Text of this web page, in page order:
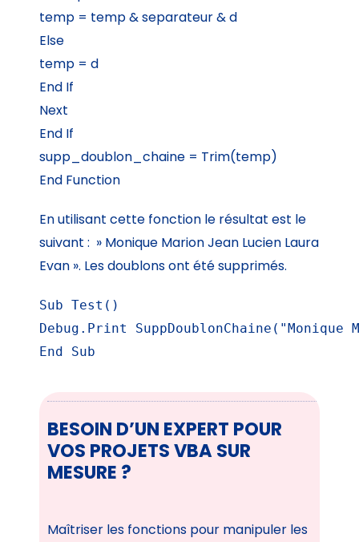
temp = temp & separateur & d
Else
temp = d
End If
Next
End If
supp_doublon_chaine = Trim(temp)
End Function
En utilisant cette fonction le résultat est le
suivant : » Monique Marion Jean Lucien Laura
Evan ». Les doublons ont été supprimés.
Sub Test()
Debug.Print
End Sub
BESOIN D’UN EXPERT POUR
VOS PROJETS VBA SUR
MESURE ?
Maîtriser les fonctions pour manipuler les